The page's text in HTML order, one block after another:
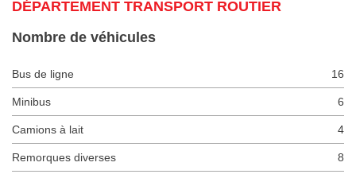
DÉPARTEMENT TRANSPORT ROUTIER
Nombre de véhicules
Bus de ligne 16
Minibus 6
Camions à lait 4
Remorques diverses 8